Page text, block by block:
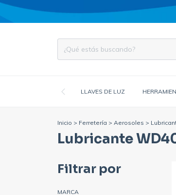
LLAVES DE LUZ
Inicio > Ferretería > Aerosoles >
Lubricante
Filtrar por
MARCA